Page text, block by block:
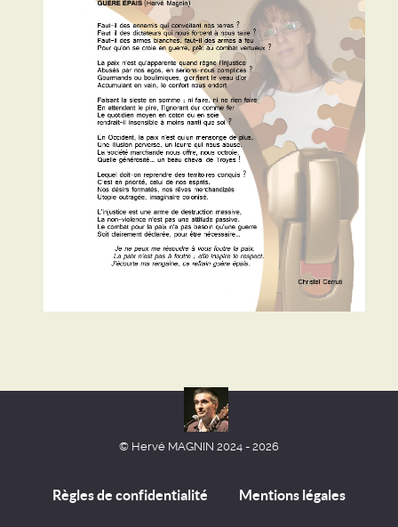
© Hervé MAGNIN 2024 - 2026
Règles de confidentialité Mentions légales